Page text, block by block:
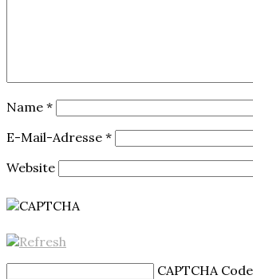
Name *
E-Mail-Adresse *
Website
CAPTCHA Code